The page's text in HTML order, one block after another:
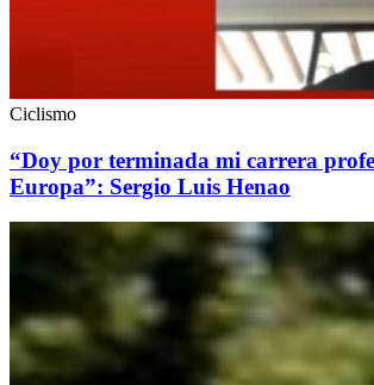
Ciclismo
“Doy por terminada mi carrera
Europa”: Sergio Luis Henao